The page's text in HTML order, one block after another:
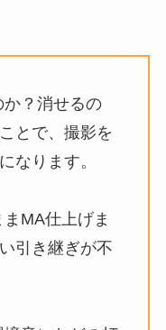
か？消せるの
とで、撮影を
なります。
MA仕上げま
引き継ぎが不